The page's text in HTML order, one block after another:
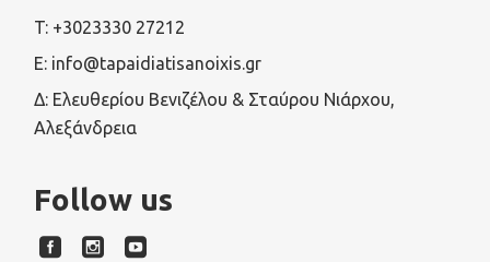
T: +3023330 27212
E: info@tapaidiatisanoixis.gr
Δ: Ελευθερίου Βενιζέλου & Σταύρου Νιάρχου,
Αλεξάνδρεια
Follow us